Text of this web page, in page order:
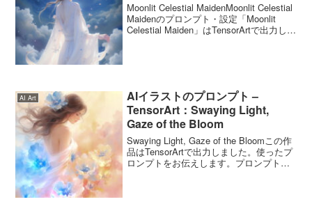
Moonlit Celestial MaidenMoonlit Celestial
Maidenのプロンプト・設定「Moonlit
Celestial Maiden」はTensorArtで出力しま
AI Art
AIイラストのプロンプト –
TensorArt：Swaying Light,
Gaze of the Bloom
Swaying Light, Gaze of the Bloomこの作
品はTensorArtで出力しました。使ったプ
ロンプトをお伝えします。プロンプトは